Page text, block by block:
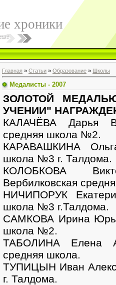
хроники
Главная » Статьи » Образование » Школы
Медалисты - 2007
ЗОЛОТОЙ
УЧЕНИИ"
КАЛАЧЁВА Дарья
средняя школа №2.
КАРАВАШКИНА
школа №3 г. Талдома.
КОЛОБКОВА
Вербилковская
НИЧИПОРУК
школа №3 г.Талдома.
САМКОВА Ирина
школа №2.
ТАБОЛИНА Елена
средняя школа.
ТУПИЦЫН Иван
г. Талдома.